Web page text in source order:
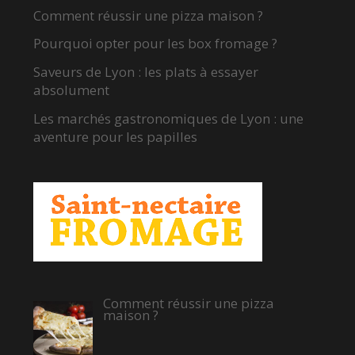
Comment réussir une pizza maison ?
Pourquoi opter pour les box fromage ?
Saveurs de Lyon : les plats à essayer
absolument
Les marchés gastronomiques de Lyon : une
aventure pour les papilles
Comment réussir une pizza
maison ?